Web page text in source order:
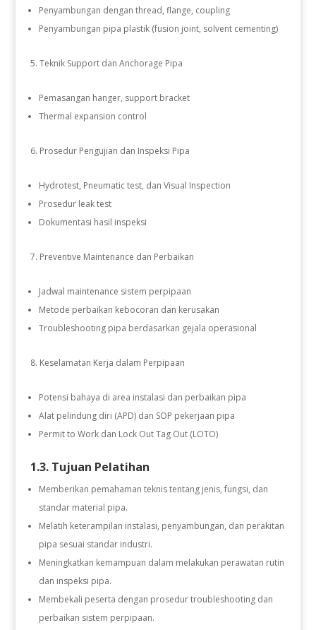
Penyambungan dengan thread, flange, coupling
Penyambungan pipa plastik (fusion joint, solvent cementing)
Teknik Support dan Anchorage Pipa
Pemasangan hanger, support bracket
Thermal expansion control
Prosedur Pengujian dan Inspeksi Pipa
Hydrotest, Pneumatic test, dan Visual Inspection
Prosedur leak test
Dokumentasi hasil inspeksi
Preventive Maintenance dan Perbaikan
Jadwal maintenance sistem perpipaan
Metode perbaikan kebocoran dan kerusakan
Troubleshooting pipa berdasarkan gejala operasional
Keselamatan Kerja dalam Perpipaan
Potensi bahaya di area instalasi dan perbaikan pipa
Alat pelindung diri (APD) dan SOP pekerjaan pipa
Permit to Work dan Lock Out Tag Out (LOTO)
1.3. Tujuan Pelatihan
Memberikan pemahaman teknis tentang jenis, fungsi, dan
standar material pipa.
Melatih keterampilan instalasi, penyambungan, dan perakitan
pipa sesuai standar industri.
Meningkatkan kemampuan dalam melakukan perawatan rutin
dan inspeksi pipa.
Membekali peserta dengan prosedur troubleshooting dan
perbaikan sistem perpipaan.